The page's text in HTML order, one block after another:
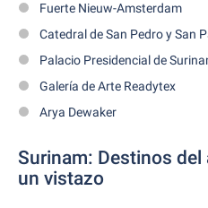
Fuerte Nieuw-Amsterdam
Catedral de San Pedro y San
Palacio Presidencial de
Galería de Arte Readytex
Arya Dewaker
Surinam: Destinos
un vistazo